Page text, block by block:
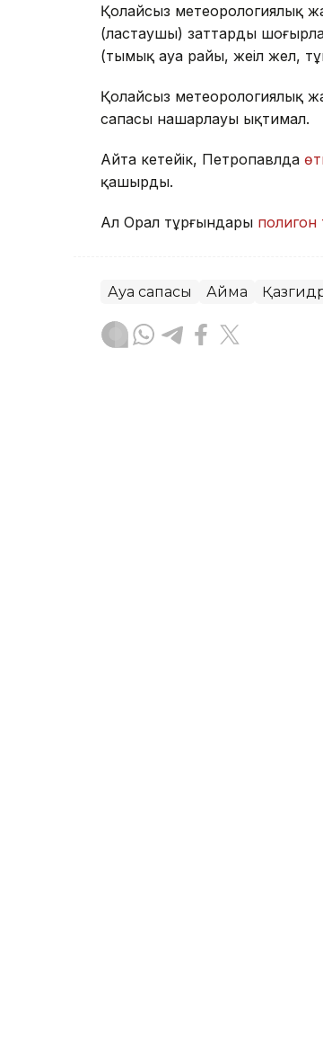
Қолайсыз метеорологиялық
(ластаушы) заттардың
(тымық ауа райы, жеңіл жел,
Қолайсыз метеорологиялық
сапасы нашарлауы ықтимал.
Айта кетейік, Петропавлда
қашырды.
Ал Орал тұрғындары полигон
Ауа сапасы Аймақ